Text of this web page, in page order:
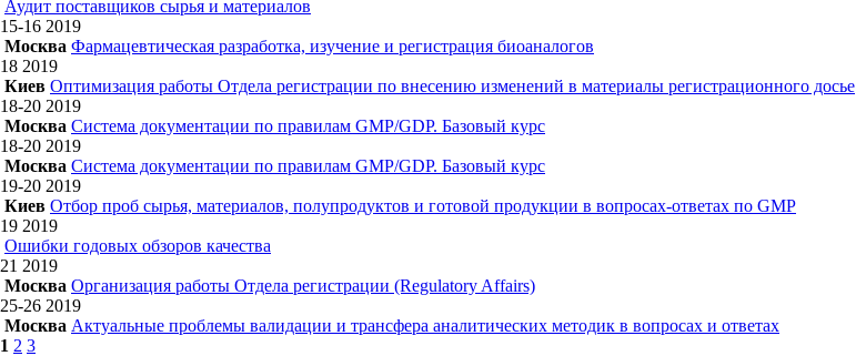
Аудит поставщиков сырья и материалов
15-16 2019
Москва Фармацевтическая разработка, изучение и регистрация биоаналогов
18 2019
Киев Оптимизация работы Отдела регистрации по внесению изменений в материалы регистрационного досье
18-20 2019
Москва Система документации по правилам GMP/GDP. Базовый курс
18-20 2019
Москва Система документации по правилам GMP/GDP. Базовый курс
19-20 2019
Киев Отбор проб сырья, материалов, полупродуктов и готовой продукции в вопросах-ответах по GMP
19 2019
Ошибки годовых обзоров качества
21 2019
Москва Организация работы Отдела регистрации (Regulatory Affairs)
25-26 2019
Москва Актуальные проблемы валидации и трансфера аналитических методик в вопросах и ответах
1 2 3